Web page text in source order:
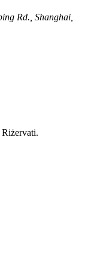
Rd., Shanghai,